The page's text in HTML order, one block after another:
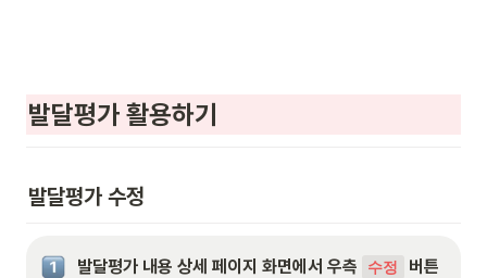
발달평가 활용하기
발달평가 수정
발달평가 내용 상세 페이지 화면에서 우측 수정
버튼